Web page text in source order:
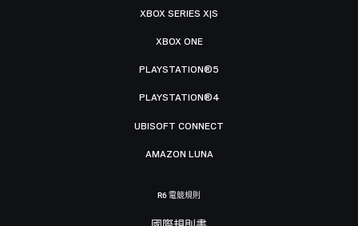
XBOX SERIES X|S
XBOX ONE
PLAYSTATION®5
PLAYSTATION®4
UBISOFT CONNECT
AMAZON LUNA
R6 電競規則